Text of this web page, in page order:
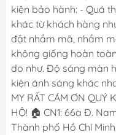
kiện bảo hành: - Quá
khác từ khách hàng
đặt nhầm mã, nhầm
không giống hoàn
do như. Độ sáng màn
kiện ánh sáng khác
MY RẤT CÁM ƠN QUÝ
HỘ! 🏠 CN1: 66a Đ.
Thành phố Hồ Chí